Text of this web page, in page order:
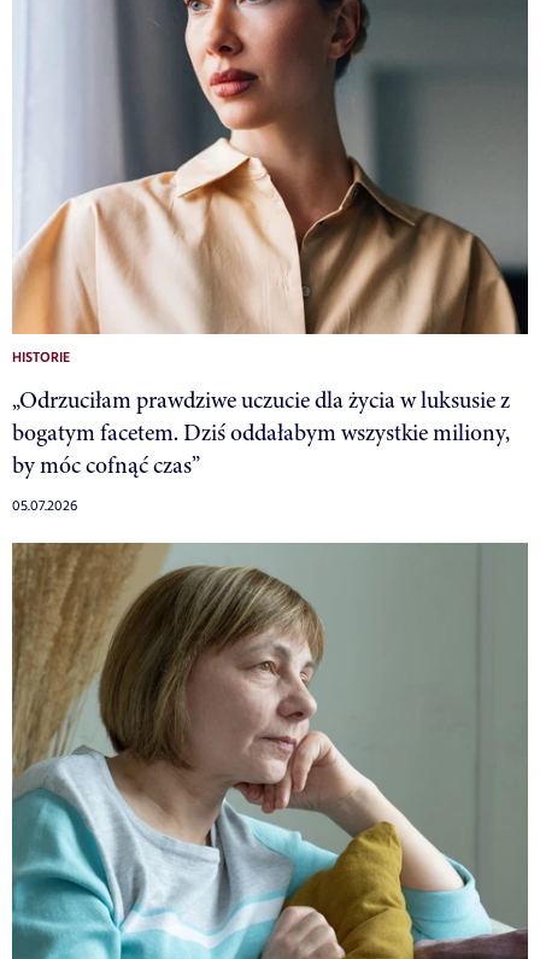
HISTORIE
„Odrzuciłam prawdziwe uczucie dla życia w luksusie z
bogatym facetem. Dziś oddałabym wszystkie miliony,
by móc cofnąć czas”
05.07.2026